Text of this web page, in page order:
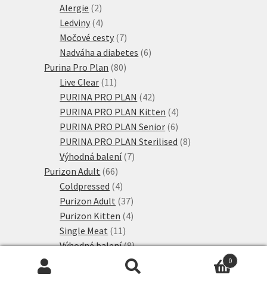
Alergie 22
produkty
Ledviny 44
produkty
Močové cesty 77
produktů
Nadváha a diabetes 66
Purina Pro Plan 8080
Live Clear 11 11
produktů
PURINA PRO PLAN 4242
produktů
PURINA PRO PLAN Kitten 44
produkty
PURINA PRO PLAN Senior 66
produktů
PURINA PRO PLAN Sterilised 88
Výhodná balení 77
Purizon Adult 6666
produktů
Coldpressed 44
produkty
Purizon Adult 3737
produktů
Purizon Kitten 44
Single Meat 11 11
produktů
Výhodné balení 88
produktů
Rosie's Farm
produktů
0